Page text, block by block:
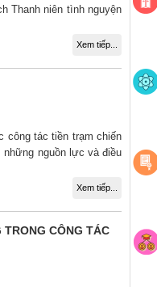
Thanh niên tình nguyện
Xem tiếp...
công tác tiền trạm chiến
những nguồn lực và điều
Xem tiếp...
CÔNG TÁC